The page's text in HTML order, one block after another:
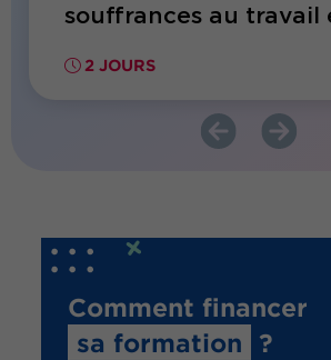
souffrances au travail
fragilisés
2 JOURS
Comment financer
sa formation
?